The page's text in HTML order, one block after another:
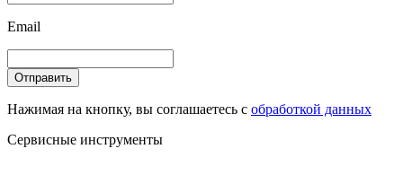
Email
Отправить
Нажимая на кнопку, вы соглашаетесь с обработкой данных
Сервисные инструменты